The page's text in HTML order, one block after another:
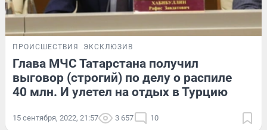
ПРОИСШЕСТВИЯ ЭКСКЛЮЗИВ
Глава МЧС Татарстана получил
выговор (строгий) по делу о распиле
40 млн. И улетел на отдых в Турцию
15 сентября, 2022, 21:57 3 657 10